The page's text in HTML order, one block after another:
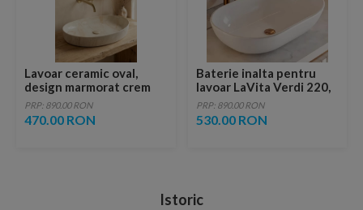
Lavoar ceramic oval,
design marmorat crem
lucios cu vene aurii,
ventil inclus
PRP: 890.00 RON
470.00 RON
Baterie inalta pentru
lavoar LaVita Verdi 220,
fara ventil, brushed
copper
PRP: 890.00 RON
530.00 RON
Istoric